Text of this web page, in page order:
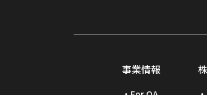
事業情報